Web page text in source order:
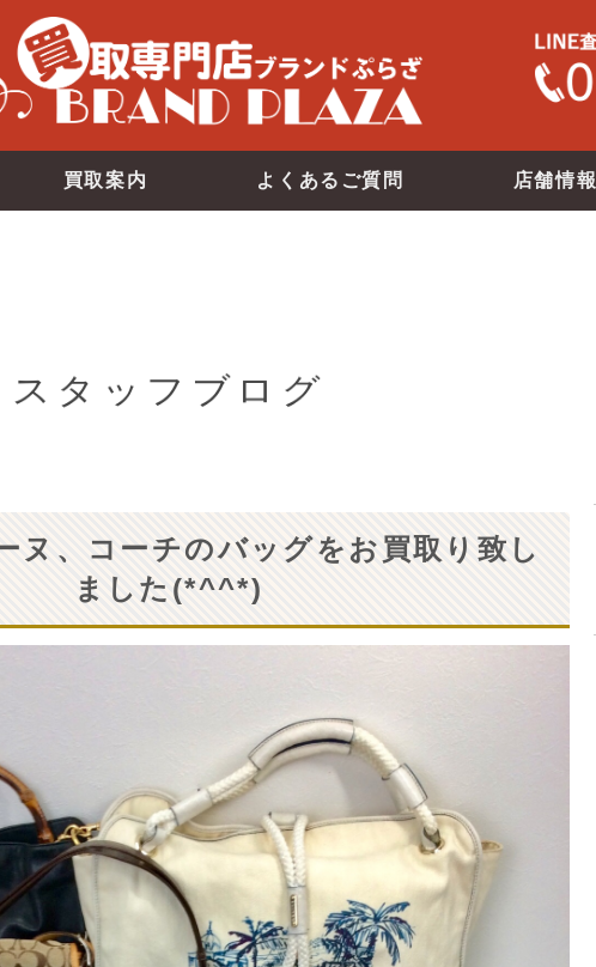
買取案内 よくあるご質問 店舗情報
スタッフブログ
ヌ、コーチのバッグをお買取り致し
ました(*^^*)